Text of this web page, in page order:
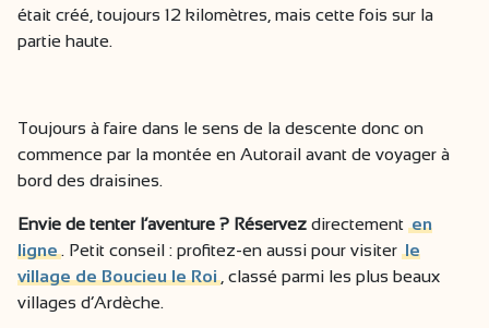
était créé, toujours 12 kilomètres, mais cette fois sur la
partie haute.
Toujours à faire dans le sens de la descente donc on
commence par la montée en Autorail avant de voyager à
bord des draisines.
Envie de tenter l’aventure ? Réservez directement en
ligne . Petit conseil : profitez-en aussi pour visiterle
village de Boucieu le Roi , classé parmi les plus beaux
villages d’Ardèche.